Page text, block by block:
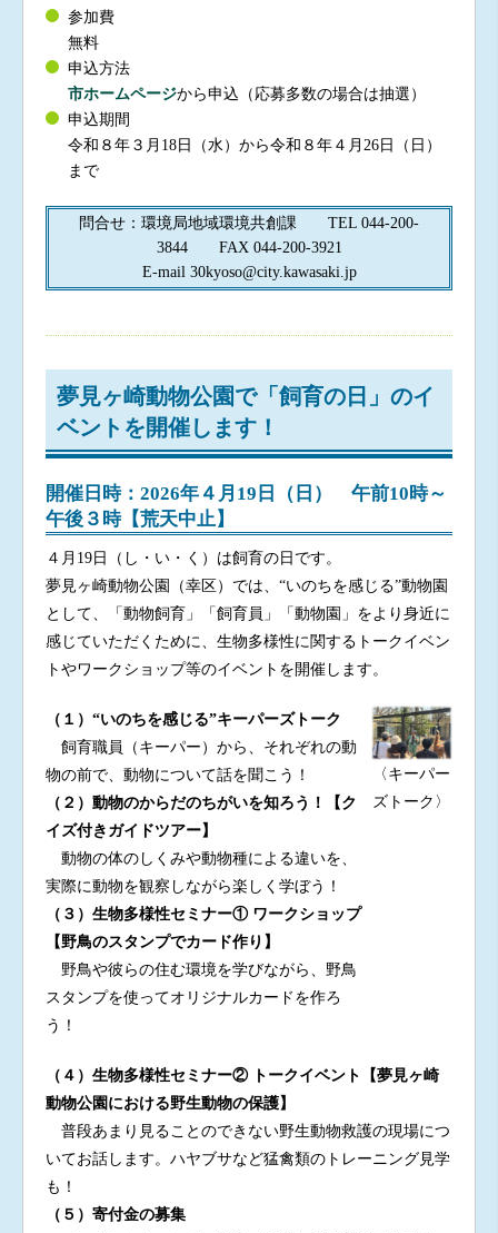
参加費
無料
申込方法
市ホームページから申込（応募多数の場合は抽選）
申込期間
令和８年３月18日（水）から令和８年４月26日（日）
まで
問合せ：環境局地域環境共創課 TEL 044-200-
3844 FAX 044-200-3921
E-mail 30kyoso@city.kawasaki.jp
夢見ヶ崎動物公園で「飼育の日」のイ
ベントを開催します！
開催日時：2026年４月19日（日） 午前10時～
午後３時【荒天中止】
４月19日（し・い・く）は飼育の日です。
夢見ヶ崎動物公園（幸区）では、“いのちを感じる”動物園
として、「動物飼育」「飼育員」「動物園」をより身近に
感じていただくために、生物多様性に関するトークイベン
トやワークショップ等のイベントを開催します。
（１）“いのちを感じる”キーパーズトーク
飼育職員（キーパー）から、それぞれの動
物の前で、動物について話を聞こう！
（２）動物のからだのちがいを知ろう！【ク
イズ付きガイドツアー】
動物の体のしくみや動物種による違いを、
実際に動物を観察しながら楽しく学ぼう！
（３）生物多様性セミナー① ワークショップ
【野鳥のスタンプでカード作り】
野鳥や彼らの住む環境を学びながら、野鳥
スタンプを使ってオリジナルカードを作ろ
う！
〈キーパー
ズトーク〉
（４）生物多様性セミナー② トークイベント【夢見ヶ崎
動物公園における野生動物の保護】
普段あまり見ることのできない野生動物救護の現場につ
いてお話します。ハヤブサなど猛禽類のトレーニング見学
も！
（５）寄付金の募集